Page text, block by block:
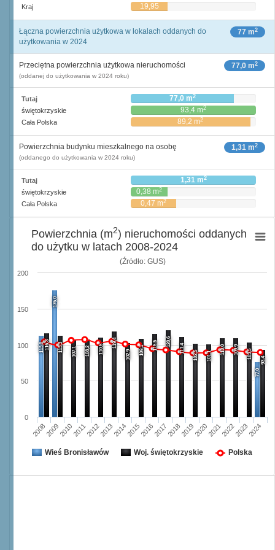
Kraj 19,95
77 m2
Łączna powierzchnia użytkowa w lokalach oddanych do
użytkowania w 2024
77,0 m2
Przeciętna powierzchnia użytkowa nieruchomości
(oddanej do użytkowania w 2024 roku)
Tutaj 77,0 m2
świętokrzyskie 93,4 m2
Cała Polska 89,2 m2
1,31 m2
Powierzchnia budynku mieszkalnego na osobę
(oddanego do użytkowania w 2024 roku)
Tutaj 1,31 m2
świętokrzyskie 0,38 m2
Cała Polska 0,47 m2
(Źródło: GUS)
113,0
176,0
77,0
116,3 113,3 107,1 108,2 110,5
119,4
102,9
109,1 115,5 120,6
111,4
102,5 101,1
110,0 109,9 103,5
93,4
20082009201020112012201320142015201620172018201920202021202220232024
0
50
100
150
200
Powierzchnia (m2) nieruchomości oddanych
do użytku w latach 2008-2024
Wieś Bronisławów Woj. świętokrzyskie Polska